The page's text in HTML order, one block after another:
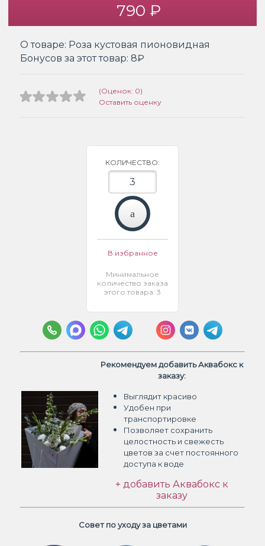
790 ₽
О товаре: Роза кустовая пионовидная
Бонусов за этот товар: 8₽
(Оценок: 0)
Оставить оценку
КОЛИЧЕСТВО:
В избранное
Минимальное
количество заказа
этого товара: 3
Рекомендуем добавить Аквабокс к
заказу:
Выглядит красиво
Удобен при
транспортировке
Позволяет сохранить
целостность и свежесть
цветов за счет постоянного
доступа к воде
+ добавить Аквабокс к
заказу
Совет по уходу за цветами